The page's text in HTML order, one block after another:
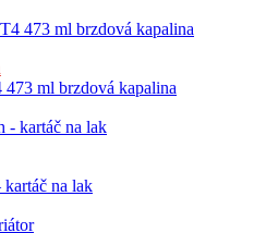
ml brzdová kapalina
na lak